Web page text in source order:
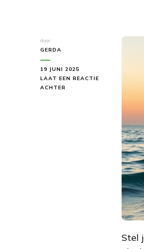
door
GERDA
19 JUNI 2025
LAAT EEN REACTIE
ACHTER
Stel